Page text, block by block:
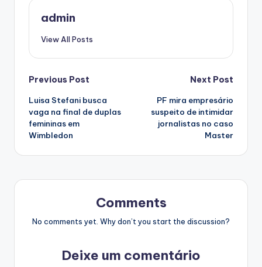
admin
View All Posts
Post
navigation
Previous Post
Luisa Stefani busca
vaga na final de duplas
femininas em
Wimbledon
Next Post
PF mira empresário
suspeito de intimidar
jornalistas no caso
Master
Comments
No comments yet. Why don’t you start the discussion?
Deixe um comentário